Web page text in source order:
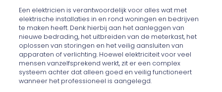
Een elektricien is verantwoordelijk voor alles wat met
elektrische installaties in en rond woningen en bedrijven
te maken heeft. Denk hierbij aan het aanleggen van
nieuwe bedrading, het uitbreiden van de meterkast, het
oplossen van storingen en het veilig aansluiten van
apparaten of verlichting. Hoewel elektriciteit voor veel
mensen vanzelfsprekend werkt, zit er een complex
systeem achter dat alleen goed en veilig functioneert
wanneer het professioneel is aangelegd.